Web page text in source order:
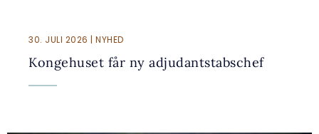
30. JULI 2026 | NYHED
Kongehuset får ny adjudantstabschef